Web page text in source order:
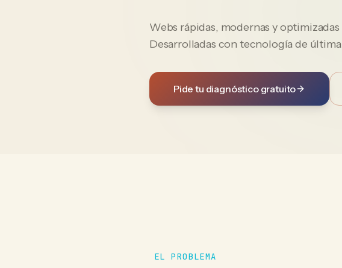
Webs rápidas, modernas y
Desarrolladas con tecnología de
Pide tu diagnóstico gratuito
EL PROBLEMA